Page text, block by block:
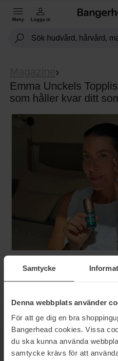
Samtycke
Denna webbplats använder
För att ge dig en bra
Bangerhead cookies. Vissa
du ska kunna använda
samtycke krävs för att
Meny Logga in
›
Emma Unckels
som håller kvar ditt
0
NEWSLETTERBE THE